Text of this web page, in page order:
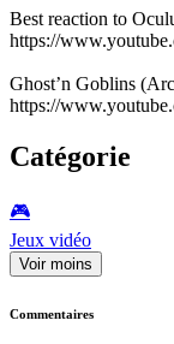
Best reaction to
https://
Ghost’n Goblins
https://
Catégorie
🎮️
Jeux vidéo
Voir moins
Commentaires